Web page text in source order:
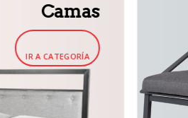
Camas
IR A CATEGORÍA